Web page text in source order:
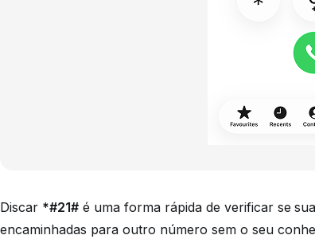
Discar *#21#é uma forma rápida de verificar se
encaminhadas para outro número sem o seu